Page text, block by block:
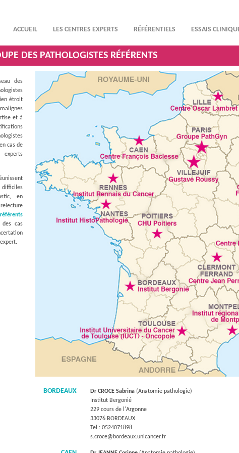
ACCUEIL LES CENTRES EXPERTS RÉFÉRENTIELS ESSAIS
DES PATHOLOGISTES RÉFÉRENTS
des
étroit
et à
cas de
experts
difficiles
en
des cas
BORDEAUX Dr CROCE Sabrina (Anatomie pathologie)
Institut Bergonié
229 cours de l'Argonne
33076 BORDEAUX
Tel : 0524071898
s.croce@bordeaux.unicancer.fr